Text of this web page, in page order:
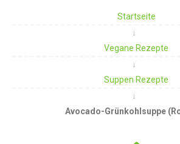
Startseite
Vegane Rezepte
Suppen Rezepte
Avocado-Grünkohlsuppe